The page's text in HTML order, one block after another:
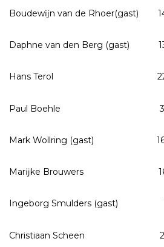
Boudewĳn van de Rhoer(gast)
Daphne van den Berg (gast)
Hans Terol 22
Paul Boehle 32
Mark Wollring (gast)
Marĳke Brouwers
Ingeborg Smulders (gast)
Christiaan Scheen